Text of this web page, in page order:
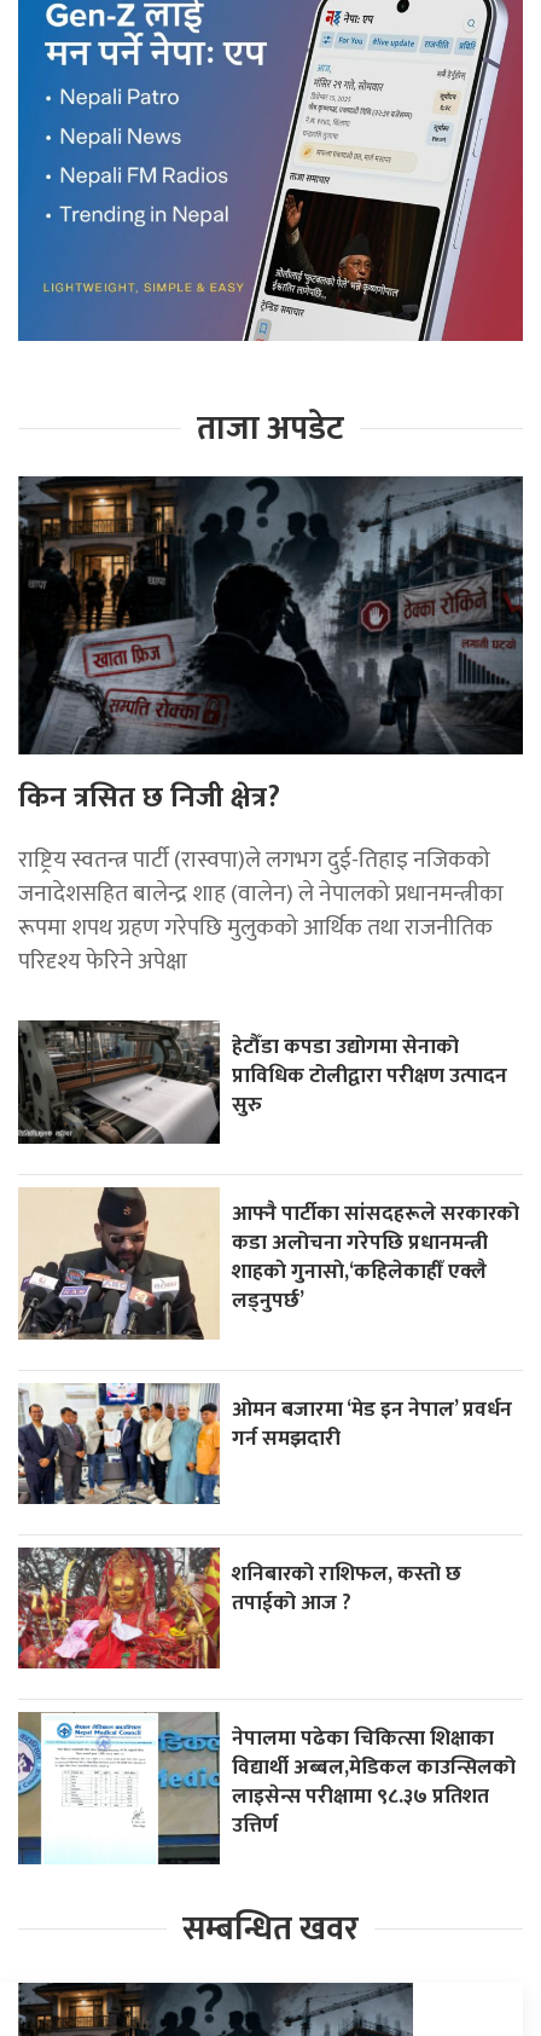
ताजा अपडेट
किन त्रसित छ निजी क्षेत्र?
राष्ट्रिय स्वतन्त्र पार्टी (रास्वपा)ले लगभग दुई-तिहाइ नजिकको
जनादेशसहित बालेन्द्र शाह (वालेन) ले नेपालको प्रधानमन्त्रीका
रूपमा शपथ ग्रहण गरेपछि मुलुकको आर्थिक तथा राजनीतिक
परिदृश्य फेरिने अपेक्षा
हेटौँडा कपडा उद्योगमा सेनाको
प्राविधिक टोलीद्वारा परीक्षण उत्पादन
सुरु
आफ्नै पार्टीका सांसदहरूले सरकारको
कडा अलोचना गरेपछि प्रधानमन्त्री
शाहकाे गुनासाे,‘कहिलेकाहीँ एक्लै
लड्नुपर्छ’
ओमन बजारमा ‘मेड इन नेपाल’ प्रवर्धन
गर्न समझदारी
शनिबारको राशिफल, कस्तो छ
तपाईको आज ?
नेपालमा पढेका चिकित्सा शिक्षाका
विद्यार्थी अब्बल,मेडिकल काउन्सिलको
लाइसेन्स परीक्षामा ९८.३७ प्रतिशत
उत्तिर्ण
सम्बन्धित खवर